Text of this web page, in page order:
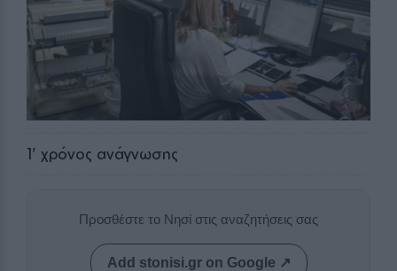
1' χρόνος ανάγνωσης
Προσθέστε το Νησί στις αναζητήσεις σας
Add stonisi.gr on Google ↗